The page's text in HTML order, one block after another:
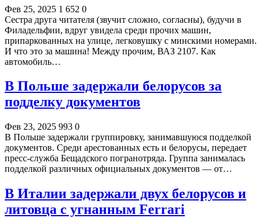
Фев 25, 2025 1 652 0
Сестра друга читателя (звучит сложно, согласны), будучи в
Филадельфии, вдруг увидела среди прочих машин,
припаркованных на улице, легковушку с минскими номерами.
И что это за машина! Между прочим, ВАЗ 2107. Как
автомобиль…
В Польше задержали белорусов за
подделку документов
Фев 23, 2025 993 0
В Польше задержали группировку, занимавшуюся подделкой
документов. Среди арестованных есть и белорусы, передает
пресс-служба Бещадского погранотряда. Группа занималась
подделкой различных официальных документов — от…
В Италии задержали двух белорусов и
литовца с угнанным Ferrari